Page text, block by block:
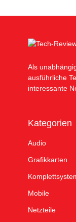
Als
ausführliche
interessante
Kategorien
Audio
Grafikkarten
Mobile
Netzteile